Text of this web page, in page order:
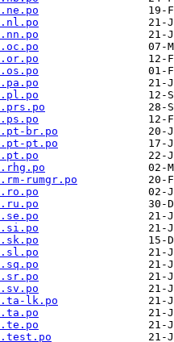
br.po
pt.po
rumgr.po
lk.po